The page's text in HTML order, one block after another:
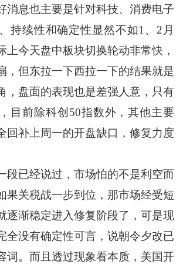
消息也主要是针对科技、消费电子
持续性和确定性显然不如1、2月
上今天盘中板块切换轮动非常快，
，但东拉一下西拉一下的结果就是
，盘面的表现也是差强人意，只有
目前除科创50指数外，其他主要
回补上周一的开盘缺口，修复力度
已经说过，市场怕的不是利空而
果关税战一步到位，那市场经受短
逐渐稳定进入修复阶段了，可是现
全没有确定性可言，说朝令夕改已
词。而且透过现象看本质，美国开